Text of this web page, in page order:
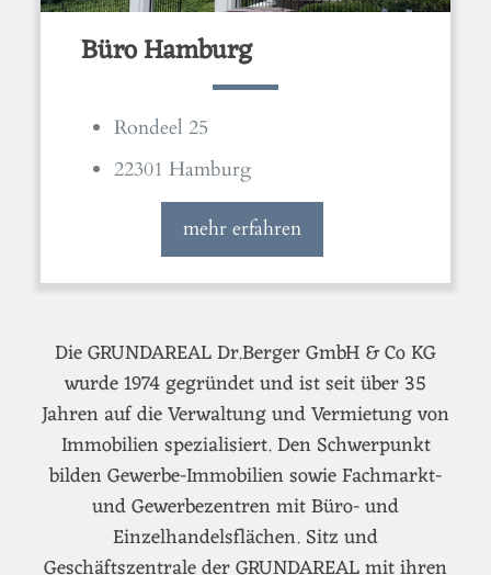
Büro Hamburg
Rondeel 25
22301 Hamburg
mehr erfahren
Die GRUNDAREAL Dr.Berger GmbH & Co KG
wurde 1974 gegründet und ist seit über 35
Jahren auf die Verwaltung und Vermietung von
Immobilien spezialisiert. Den Schwerpunkt
bilden Gewerbe-Immobilien sowie Fachmarkt-
und Gewerbezentren mit Büro- und
Einzelhandelsflächen. Sitz und